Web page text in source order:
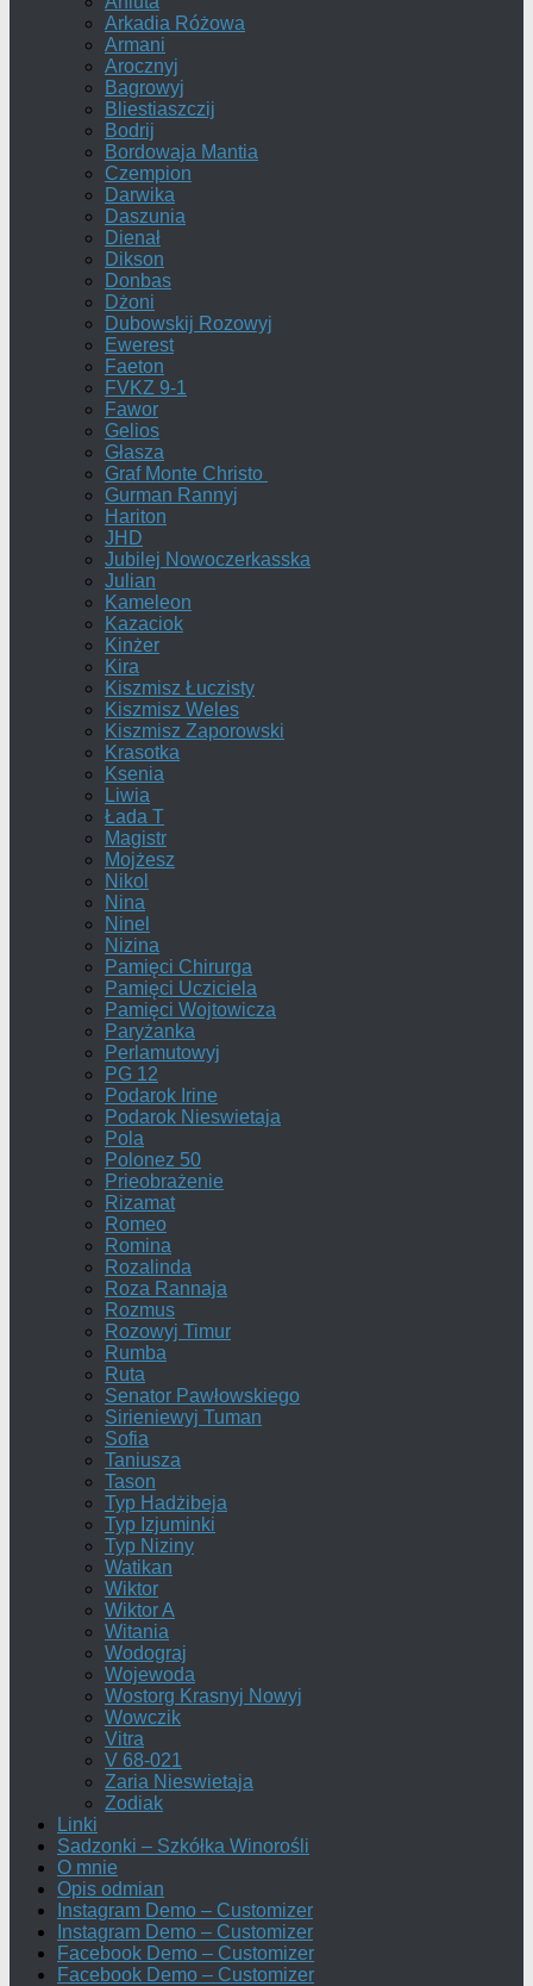
Arkadia Różowa
Armani
Arocznyj
Bagrowyj
Bliestiaszczij
Bodrij
Bordowaja Mantia
Czempion
Darwika
Daszunia
Dienał
Dikson
Donbas
Dżoni
Dubowskij Rozowyj
Ewerest
Faeton
FVKZ 9-1
Fawor
Gelios
Głasza
Graf Monte Christo
Gurman Rannyj
Hariton
JHD
Jubilej Nowoczerkasska
Julian
Kameleon
Kazaciok
Kinżer
Kira
Kiszmisz Łuczisty
Kiszmisz Weles
Kiszmisz Zaporowski
Krasotka
Ksenia
Liwia
Łada T
Magistr
Mojżesz
Nikol
Nina
Ninel
Nizina
Pamięci Chirurga
Pamięci Ucziciela
Pamięci Wojtowicza
Paryżanka
Perlamutowyj
PG 12
Podarok Irine
Podarok Nieswietaja
Pola
Polonez 50
Prieobrażenie
Rizamat
Romeo
Romina
Rozalinda
Roza Rannaja
Rozmus
Rozowyj Timur
Rumba
Ruta
Senator Pawłowskiego
Sirieniewyj Tuman
Sofia
Taniusza
Tason
Typ Hadżibeja
Typ Izjuminki
Typ Niziny
Watikan
Wiktor
Wiktor A
Witania
Wodograj
Wojewoda
Wostorg Krasnyj Nowyj
Wowczik
Vitra
V 68-021
Zaria Nieswietaja
Zodiak
Linki
Sadzonki – Szkółka Winorośli
O mnie
Opis odmian
Instagram Demo – Customizer
Instagram Demo – Customizer
Facebook Demo – Customizer
Facebook Demo – Customizer